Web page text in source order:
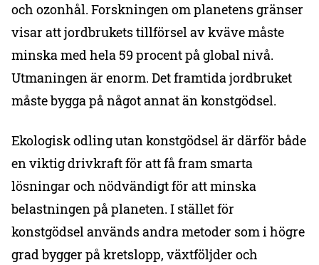
och ozonhål. Forskningen om planetens gränser
visar att jordbrukets tillförsel av kväve måste
minska med hela 59 procent på global nivå.
Utmaningen är enorm. Det framtida jordbruket
måste bygga på något annat än konstgödsel.
Ekologisk odling utan konstgödsel är därför både
en viktig drivkraft för att få fram smarta
lösningar och nödvändigt för att minska
belastningen på planeten. I stället för
konstgödsel används andra metoder som i högre
grad bygger på kretslopp, växtföljder och